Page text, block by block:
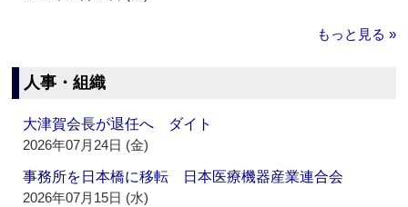
もっと見る »
人事・組織
大津賀会長が退任へ ダイト
2026年07月24日 (金)
事務所を日本橋に移転 日本医療機器産業連合会
2026年07月15日 (水)